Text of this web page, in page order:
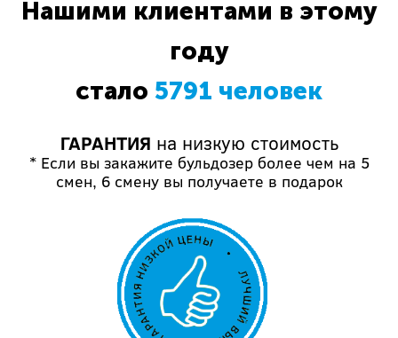
Нашими клиентами в этому
году
стало 5791 человек
ГАРАНТИЯ на низкую стоимость
* Если вы закажите бульдозер более чем на 5
смен, 6 смену вы получаете в подарок